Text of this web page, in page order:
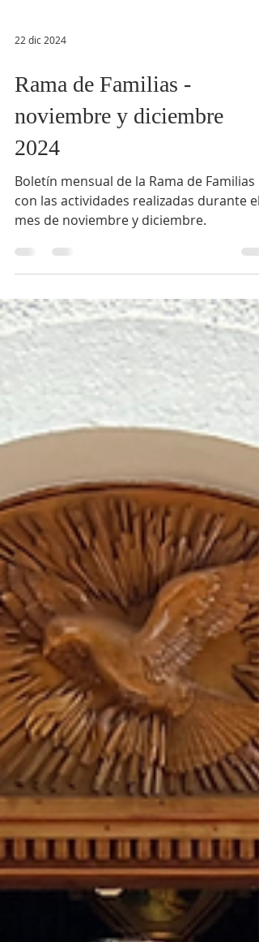
22 dic 2024
Rama de Familias -
noviembre y diciembre
2024
Boletín mensual de la Rama de Familias
con las actividades realizadas durante el
mes de noviembre y diciembre.